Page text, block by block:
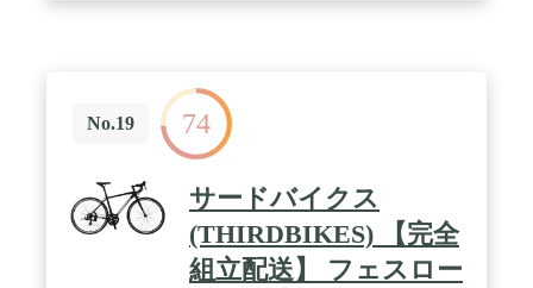
No.19 74
サードバイクス
(THIRDBIKES) 【完全
組立配送】 フェスロー